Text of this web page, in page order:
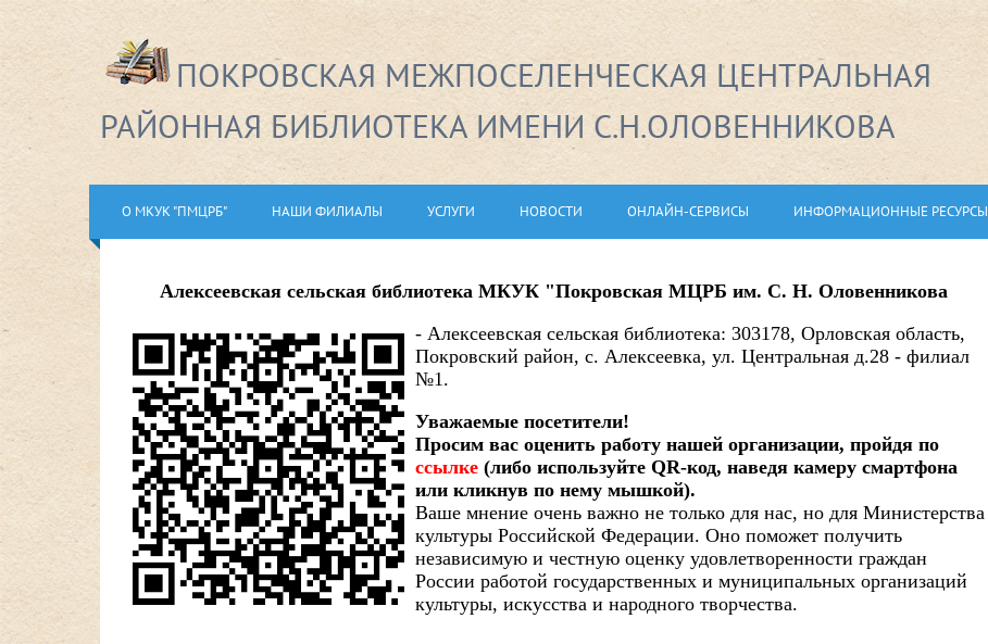
ПОКРОВСКАЯ МЕЖПОСЕЛЕНЧЕСКАЯ ЦЕНТРАЛЬНАЯ
РАЙОННАЯ БИБЛИОТЕКА ИМЕНИ С.Н.ОЛОВЕННИКОВА
О МКУК "ПМЦРБ" НАШИ ФИЛИАЛЫ УСЛУГИ НОВОСТИ ОНЛАЙН-СЕРВИСЫ ИНФОРМАЦИОННЫЕ РЕСУРСЫ
Алексеевская сельская библиотека МКУК "Покровская МЦРБ им. С. Н. Оловенникова
- Алексеевская сельская библиотека: 303178, Орловская область,
Покровский район, с. Алексеевка, ул. Центральная д.28 - филиал
№1.
Уважаемые посетители!
Просим вас оценить работу нашей организации, пройдя по
ссылке (либо используйте QR-код, наведя камеру смартфона
или кликнув по нему мышкой).
Ваше мнение очень важно не только для нас, но для Министерства
культуры Российской Федерации. Оно поможет получить
независимую и честную оценку удовлетворенности граждан
России работой государственных и муниципальных организаций
культуры, искусства и народного творчества.